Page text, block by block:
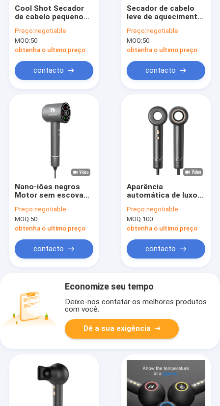
Cool Shot Secador
de cabelo pequeno
personalizável com
plugues mundiais
Preço:negotiable
MOQ:50
obtenha o ultimo preço
contacto
Secador de cabelo
leve de aquecimento
alta velocidade com
motor BLDC
Preço:negotiable
MOQ:50
obtenha o ultimo preço
contacto
Nano-iões negros
Motor sem escova
Secador de cabelo
compacto Secador
rápido
Preço:negotiable
MOQ:50
obtenha o ultimo preço
contacto
Aparência
automática de luxo
cabelo de alta
velocidade LOGO
Personalização
Preço:negotiable
MOQ:100
obtenha o ultimo preço
contacto
Economize seu tempo
Deixe-nos contatar os melhores produtos
com você.
Dê a sua exigência